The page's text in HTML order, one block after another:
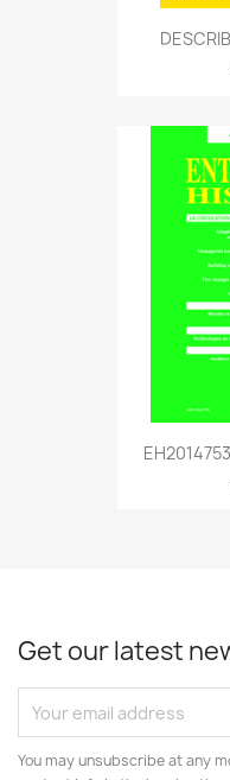
Get our latest
You may unsubscribe at any